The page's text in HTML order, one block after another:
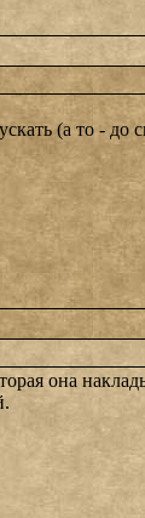
(а то - до
она